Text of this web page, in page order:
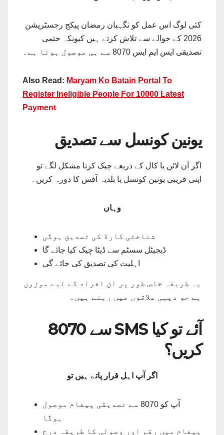
کئی لوگ اس عمل کو نگہبان رمضان پیکج رجسٹریشن
2026 کے حوالے سے تلاش کرتے ہیں کیونکہ حتمی
تصدیقی ایس ایم ایس 8070 سے ہی موصول ہوتا ہے۔
Also Read: Maryam Ko Batain Portal To
Register Ineligible People For 10000 Latest
Payment
یونین کونسل سے تصدیق
اگر آن لائن یا کال کے ذریعے چیک کرنا مشکل لگے تو
اپنی قریبی یونین کونسل یا بلدیہ آفس کا دورہ کریں۔
وہاں
شناختی کارڈ کی تصدیق ہوگی
ڈیجیٹل سسٹم سے ڈیٹا چیک کیا جائے گا
اہلیت کی تصدیق کی جائے گی
یہ طریقہ خاص طور پر ان افراد کے لیے موزوں
ہے جو دیہی علاقوں میں رہتے ہیں۔
8070 سے SMS آئے تو کیا
کریں؟
اگر آپ اہل قرار پاتے ہیں تو
آپ کو 8070 سے تصدیقی پیغام موصول
ہوگا
پیغام میں رقم اور وصولی کا طریقہ درج